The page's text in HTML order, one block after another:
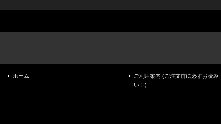
ホーム
ご利用案内 (ご注文前に必ずお読み
い！)